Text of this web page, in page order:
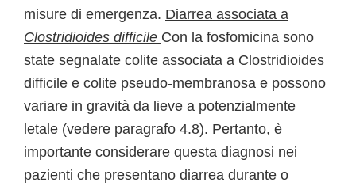
misure di emergenza. Diarrea associata a
Clostridioides difficile Con la fosfomicina sono
state segnalate colite associata a Clostridioides
difficile e colite pseudo-membranosa e possono
variare in gravità da lieve a potenzialmente
letale (vedere paragrafo 4.8). Pertanto, è
importante considerare questa diagnosi nei
pazienti che presentano diarrea durante o